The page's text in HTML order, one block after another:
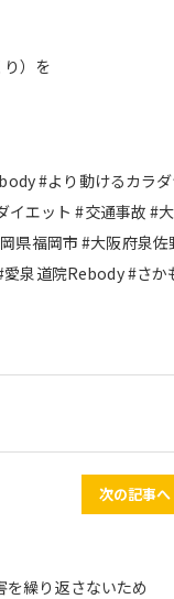
）を
#より動けるカラ
イエット #交通事故 #
県福岡市 #大阪府泉佐
泉道院Rebody #さか
次の記事
を繰り返さないため